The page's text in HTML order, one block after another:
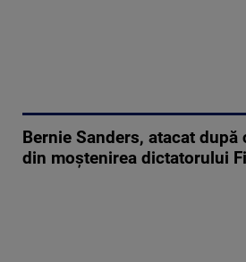
Bernie Sanders, atacat după
din moştenirea dictatorului